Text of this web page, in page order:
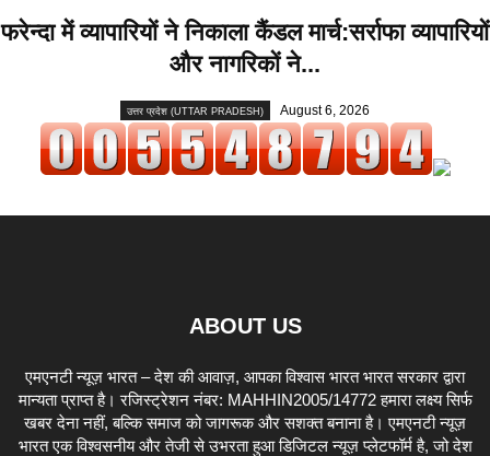
फरेन्दा में व्यापारियों ने निकाला कैंडल मार्च:सर्राफा व्यापारियों
और नागरिकों ने...
उत्तर प्रदेश (UTTAR PRADESH) August 6, 2026
ABOUT US
एमएनटी न्यूज़ भारत – देश की आवाज़, आपका विश्वास भारत भारत सरकार द्वारा
मान्यता प्राप्त है। रजिस्ट्रेशन नंबर: MAHHIN2005/14772 हमारा लक्ष्य सिर्फ
खबर देना नहीं, बल्कि समाज को जागरूक और सशक्त बनाना है। एमएनटी न्यूज़
भारत एक विश्वसनीय और तेजी से उभरता हुआ डिजिटल न्यूज़ प्लेटफॉर्म है, जो देश